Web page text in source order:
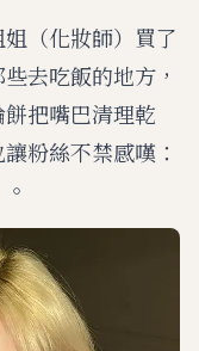
（化妝師）買了
去吃飯的地方，
把嘴巴清理乾
粉絲不禁感嘆：